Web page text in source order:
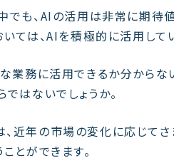
でも、AIの活用は非常に期待
いては、AIを積極的に活用して
な業務に活用できるか分から
はないでしょうか。
近年の市場の変化に応じて
ことができます。